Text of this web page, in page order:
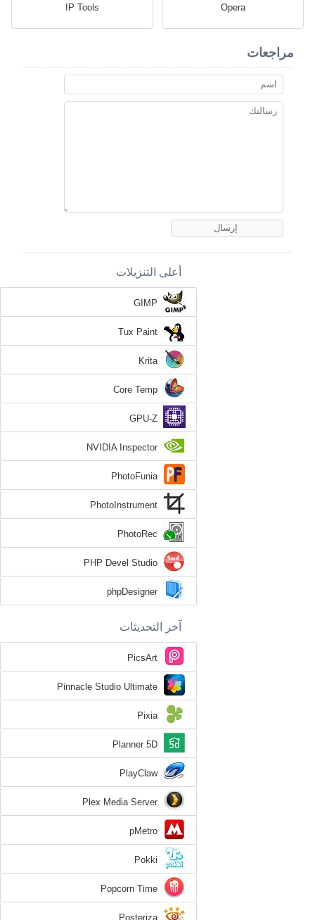
Opera
IP Tools
مراجعات
أعلى التنزيلات
GIMP
Tux Paint
Krita
Core Temp
GPU-Z
NVIDIA Inspector
PhotoFunia
PhotoInstrument
PhotoRec
PHP Devel Studio
phpDesigner
آخر التحديثات
PicsArt
Pinnacle Studio Ultimate
Pixia
Planner 5D
PlayClaw
Plex Media Server
pMetro
Pokki
Popcorn Time
Posteriza